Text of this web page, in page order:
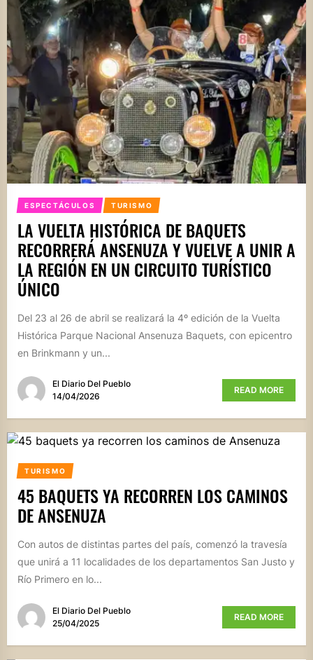
ESPECTÁCULOS TURISMO
LA VUELTA HISTÓRICA DE BAQUETS
RECORRERÁ ANSENUZA Y VUELVE A UNIR A
LA REGIÓN EN UN CIRCUITO TURÍSTICO
ÚNICO
Del 23 al 26 de abril se realizará la 4º edición de la Vuelta
Histórica Parque Nacional Ansenuza Baquets, con epicentro
en Brinkmann y un...
El Diario Del Pueblo
14/04/2026
READ MORE
TURISMO
45 BAQUETS YA RECORREN LOS CAMINOS
DE ANSENUZA
Con autos de distintas partes del país, comenzó la travesía
que unirá a 11 localidades de los departamentos San Justo y
Río Primero en lo...
El Diario Del Pueblo
25/04/2025
READ MORE